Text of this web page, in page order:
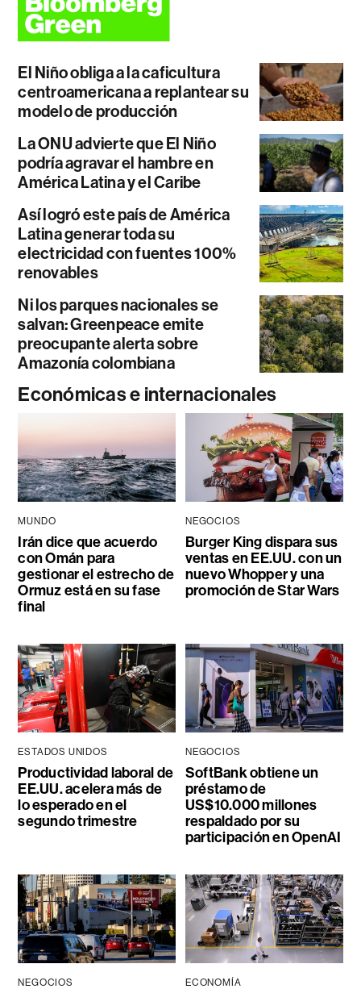
El Niño obliga a la caficultura
centroamericana a replantear su
modelo de producción
La ONU advierte que El Niño
podría agravar el hambre en
América Latina y el Caribe
Así logró este país de América
Latina generar toda su
electricidad con fuentes 100%
renovables
Ni los parques nacionales se
salvan: Greenpeace emite
preocupante alerta sobre
Amazonía colombiana
Económicas e internacionales
MUNDO
Irán dice que acuerdo
con Omán para
gestionar el estrecho de
Ormuz está en su fase
final
NEGOCIOS
Burger King dispara sus
ventas en EE.UU. con un
nuevo Whopper y una
promoción de Star Wars
ESTADOS UNIDOS
Productividad laboral de
EE.UU. acelera más de
lo esperado en el
segundo trimestre
NEGOCIOS
SoftBank obtiene un
préstamo de
US$10.000 millones
respaldado por su
participación en OpenAI
NEGOCIOS ECONOMÍA